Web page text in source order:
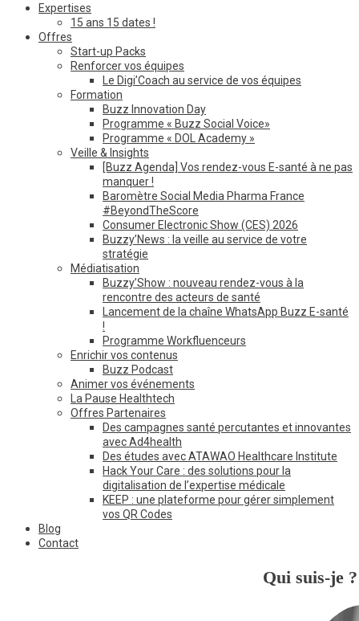
Expertises
15 ans 15 dates !
Offres
Start-up Packs
Renforcer vos équipes
Le Digi’Coach au service de vos équipes
Formation
Buzz Innovation Day
Programme « Buzz Social Voice»
Programme « DOL Academy »
Veille & Insights
[Buzz Agenda] Vos rendez-vous E-santé à ne pas
manquer !
Baromètre Social Media Pharma France
#BeyondTheScore
Consumer Electronic Show (CES) 2026
Buzzy’News : la veille au service de votre
stratégie
Médiatisation
Buzzy’Show : nouveau rendez-vous à la
rencontre des acteurs de santé
Lancement de la chaîne WhatsApp Buzz E-santé
!
Programme Workfluenceurs
Enrichir vos contenus
Buzz Podcast
Animer vos événements
La Pause Healthtech
Offres Partenaires
Des campagnes santé percutantes et innovantes
avec Ad4health
Des études avec ATAWAO Healthcare Institute
Hack Your Care : des solutions pour la
digitalisation de l’expertise médicale
KEEP : une plateforme pour gérer simplement
vos QR Codes
Blog
Contact
Qui suis-je ?